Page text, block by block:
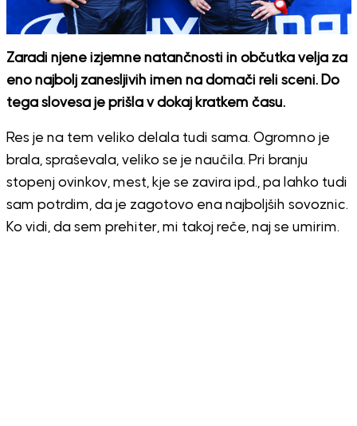
Zaradi njene izjemne natančnosti in občutka velja za
eno najbolj zanesljivih imen na domači reli sceni. Do
tega slovesa je prišla v dokaj kratkem času.
Res je na tem veliko delala tudi sama. Ogromno je
brala, spraševala, veliko se je naučila. Pri branju
stopenj ovinkov, mest, kje se zavira ipd., pa lahko tudi
sam potrdim, da je zagotovo ena najboljših sovoznic.
Ko vidi, da sem prehiter, mi takoj reče, naj se umirim.